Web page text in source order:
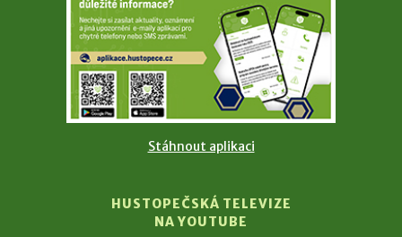
Stáhnout aplikaci
HUSTOPEČSKÁ TELEVIZE
NA YOUTUBE